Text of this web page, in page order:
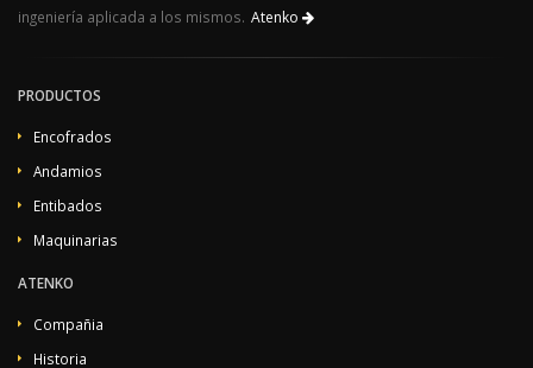
ingeniería aplicada a los mismos. Atenko
PRODUCTOS
Encofrados
Andamios
Entibados
Maquinarias
ATENKO
Compañia
Historia